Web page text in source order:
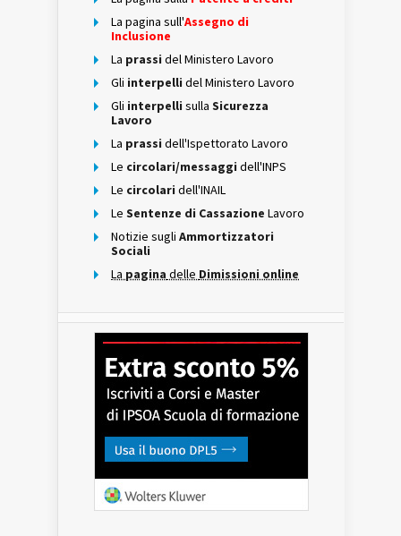
La pagina sull'Assegno di
Inclusione
La prassi del Ministero Lavoro
Gli interpelli del Ministero Lavoro
Gli interpelli sulla Sicurezza
Lavoro
La prassi dell'Ispettorato Lavoro
Le circolari/messaggi dell'INPS
Le circolari dell'INAIL
Le Sentenze di Cassazione Lavoro
Notizie sugli Ammortizzatori
Sociali
La pagina delle Dimissioni online